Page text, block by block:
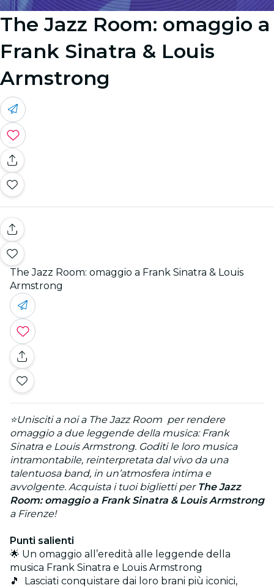
The Jazz Room: omaggio a
Frank Sinatra & Louis
Armstrong
The Jazz Room: omaggio a Frank Sinatra & Louis
Armstrong
⭐Unisciti a noi a The Jazz Room per rendere
omaggio a due leggende della musica: Frank
Sinatra e Louis Armstrong. Goditi le loro musica
intramontabile, reinterpretata dal vivo da una
talentuosa band, in un’atmosfera intima e
avvolgente. Acquista i tuoi biglietti per The Jazz
Room: omaggio a Frank Sinatra & Louis Armstrong
a Firenze!
Punti salienti
🌟 Un omaggio all’eredità alle leggende della
musica Frank Sinatra e Louis Armstrong
🎵 Lasciati conquistare dai loro brani più iconici,